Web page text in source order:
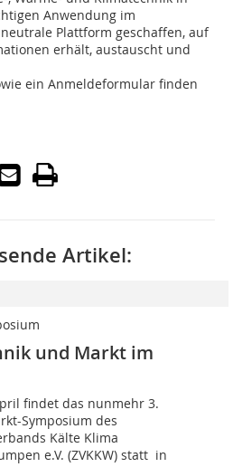
Anwendung im
Plattform geschaffen, auf
erhält, austauscht und
ein Anmeldeformular finden
Artikel:
und Markt im
findet das nunmehr 3.
Symposium des
Kälte Klima
e.V. (ZVKKW) statt  in